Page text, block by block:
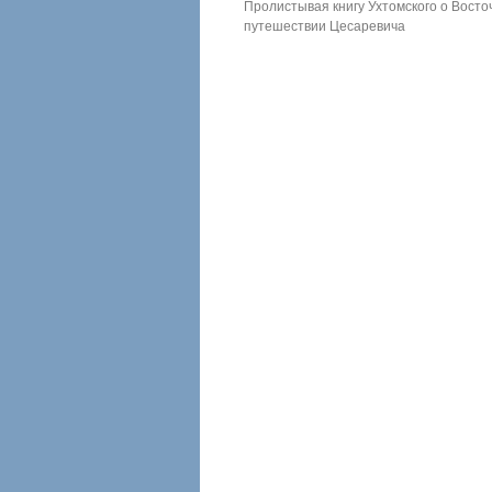
Пролистывая книгу Ухтомского о
путешествии Цесаревича